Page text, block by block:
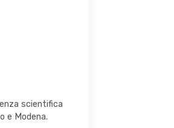
scientifica
e Modena.